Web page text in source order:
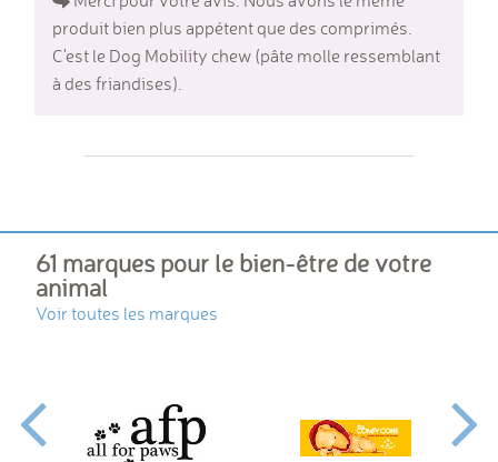
produit bien plus appétent que des comprimés.
C'est le Dog Mobility chew (pâte molle ressemblant
à des friandises).
61 marques pour le bien-être de votre
animal
Voir toutes les marques